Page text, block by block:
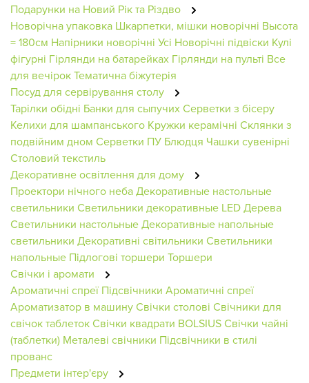
Подарунки на Новий Рік та Різдво
Новорічна упаковка Шкарпетки, мішки новорічні Высота
= 180см Напірники новорічні Усі Новорічні підвіски Кулі
фігурні Гірлянди на батарейках Гірлянди на пульті Все
для вечірокТематична біжутерія
Посуд для сервірування столу
Тарілки обідні Банки для сыпучихСерветки з бісеру
Келихи для шампанського Кружки керамічні Склянки з
подвійним дном Серветки ПУ Блюдця Чашки сувенірні
Столовий текстиль
Декоративне освітлення для дому
Проектори нічного небаДекоративные настольные
светильники Светильники декоративные LED Дерева
Светильники настольныеДекоративные напольные
светильники Декоративні світильники Светильники
напольные Підлогові торшери Торшери
Свічки і аромати
Ароматичні спреї Підсвічники Ароматичні спреї
Ароматизатор в машинуСвічки столові Свічники для
свічок таблетокСвічки квадрати BOLSIUSСвічки чайні
(таблетки) Металеві свічники Підсвічники в стилі
прованс
Предмети інтер'єру